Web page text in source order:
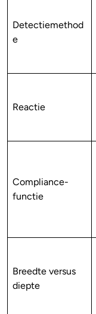
Detectiemethod
e
Reactie
Compliance-
functie
Breedte versus
diepte